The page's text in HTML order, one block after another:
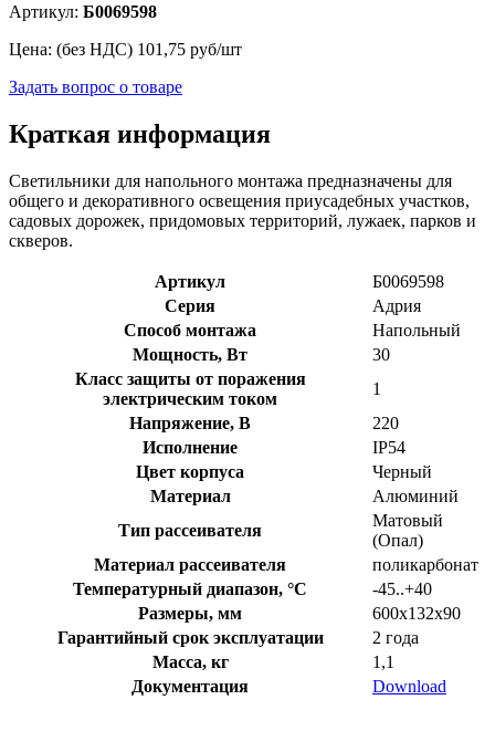
Артикул: Б0069598
Цена: (без НДС) 101,75 руб/шт
Задать вопрос о товаре
Краткая информация
Светильники для напольного монтажа предназначены для
общего и декоративного освещения приусадебных участков,
садовых дорожек, придомовых территорий, лужаек, парков и
скверов.
Артикул
Б0069598
Серия
Адрия
Способ монтажа
Напольный
Мощность, Вт
30
Класс защиты от поражения
электрическим током
1
Напряжение, В
220
Исполнение
IP54
Цвет корпуса
Черный
Материал
Алюминий
Тип рассеивателя
Матовый
(Опал)
Материал рассеивателя
поликарбонат
Температурный диапазон, °C
-45..+40
Размеры, мм
600х132х90
Гарантийный срок эксплуатации
2 года
Масса, кг
1,1
Документация
Download